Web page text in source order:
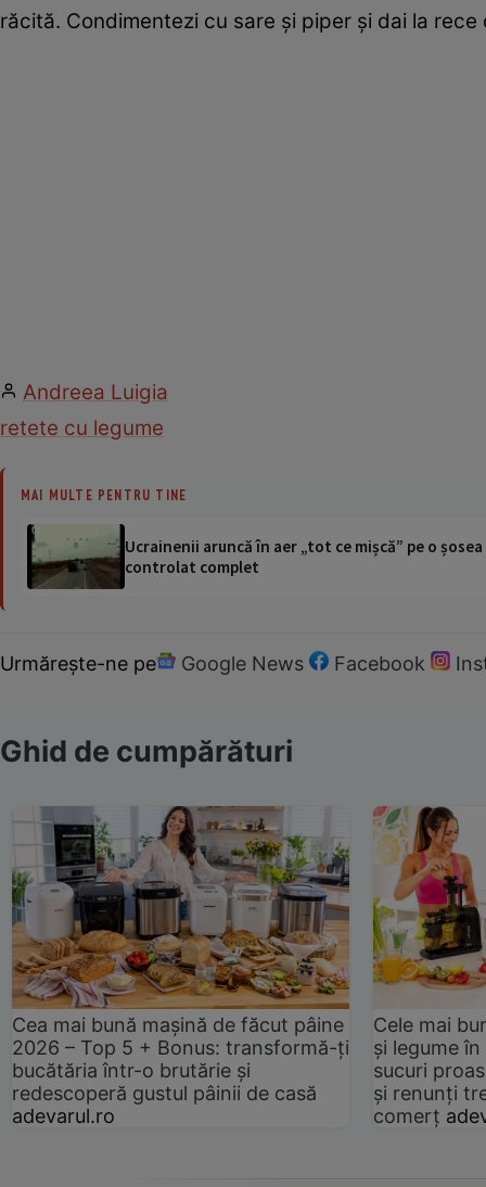
răcită. Condimentezi cu sare şi piper şi dai la
Andreea Luigia
retete cu legume
MAI MULTE PENTRU TINE
Ucrainenii aruncă în aer „tot ce mișcă” pe o
controlat complet
Urmărește-ne pe Google News Facebook
Ghid de cumpărături
Cea mai bună mașină de făcut pâine
2026 – Top 5 + Bonus: transformă-ți
bucătăria într-o brutărie și
redescoperă gustul pâinii de casă
adevarul.ro
Cele mai
și legume
sucuri
și renunți
comerț